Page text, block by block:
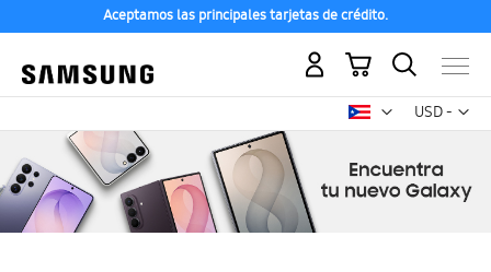
Aceptamos las principales tarjetas de crédito.
USD -
dólar
Mi carrito